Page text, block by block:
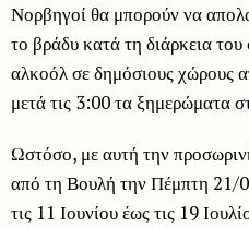
Νορβηγοί θα μπορούν να
το βράδυ κατά τη διάρκεια
αλκοόλ σε δημόσιους χώρους
μετά τις 3:00 τα ξημερώματα
Ωστόσο, με αυτή την
από τη Βουλή την Πέμπτη 21/
τις 11 Ιουνίου έως τις 19